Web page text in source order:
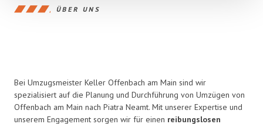
ÜBER UNS
Bei Umzugsmeister Keller Offenbach am Main sind wir
spezialisiert auf die Planung und Durchführung von Umzügen von
Offenbach am Main nach Piatra Neamt. Mit unserer Expertise und
unserem Engagement sorgen wir für einen reibungslosen